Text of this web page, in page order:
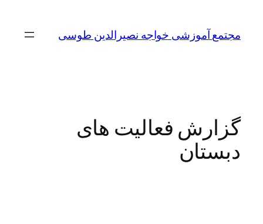
مجتمع آموزشی خواجه نصیرالدین طوسی
گزارش فعالیت های
دبستان